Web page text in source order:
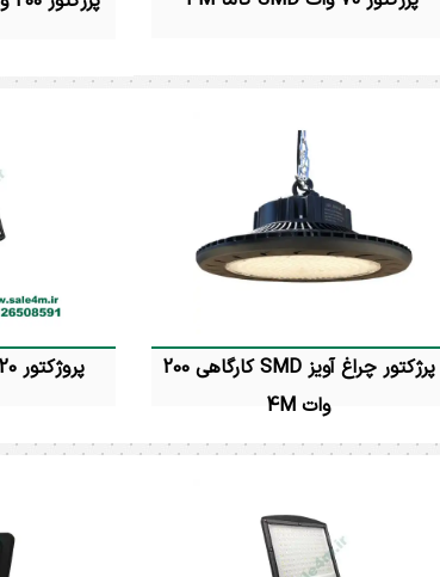
پرژکتور 70 وات اس ام دی ( گاما ) 4M
پرژکتور چراغ آویز SMD کارگاهی 200
وات 4M
پرژکتور ( چراغ ) آویز SMD کارگاهی 200 وات
درجه قطر چراغ : 36 سانتیمتر ضمانت :
پروژکتور 120 وات SMD سولار 4M